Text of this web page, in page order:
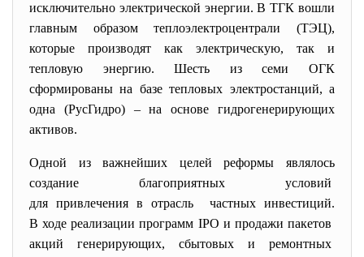
исключительно электрической энергии. В ТГК вошли
главным образом теплоэлектроцентрали (ТЭЦ),
которые производят как электрическую, так и
тепловую энергию. Шесть из семи ОГК
сформированы на базе тепловых электростанций, а
одна (РусГидро) – на основе гидрогенерирующих
активов.
Одной из важнейших целей реформы являлось
создание благоприятных условий
для привлечения в отрасль частных инвестиций.
В ходе реализации программ IPO и продажи пакетов
акций генерирующих, сбытовых и ремонтных